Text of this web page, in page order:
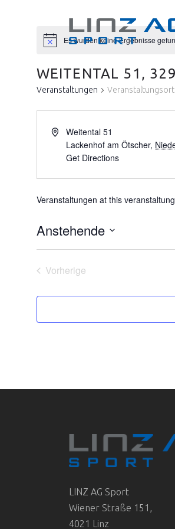
Es wurden keine Ergebnisse
WEITENTAL 51,
Veranstaltungen
Weitental 51
Lackenhof am Ötscher,
Get Directions
Veranstaltungen at this
Anstehende
Datum
Vorherige
LINZ AG Sport
Wiener Straße 151,
4021 Linz